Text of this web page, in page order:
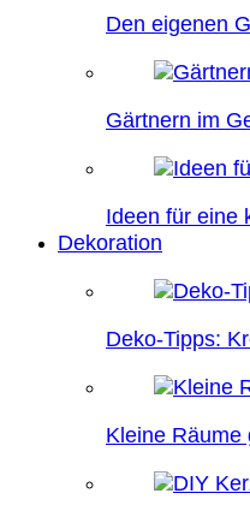
Den eigenen
Gärtnern im
Ideen für eine
Dekoration
Deko-Tipps:
Kleine Räume